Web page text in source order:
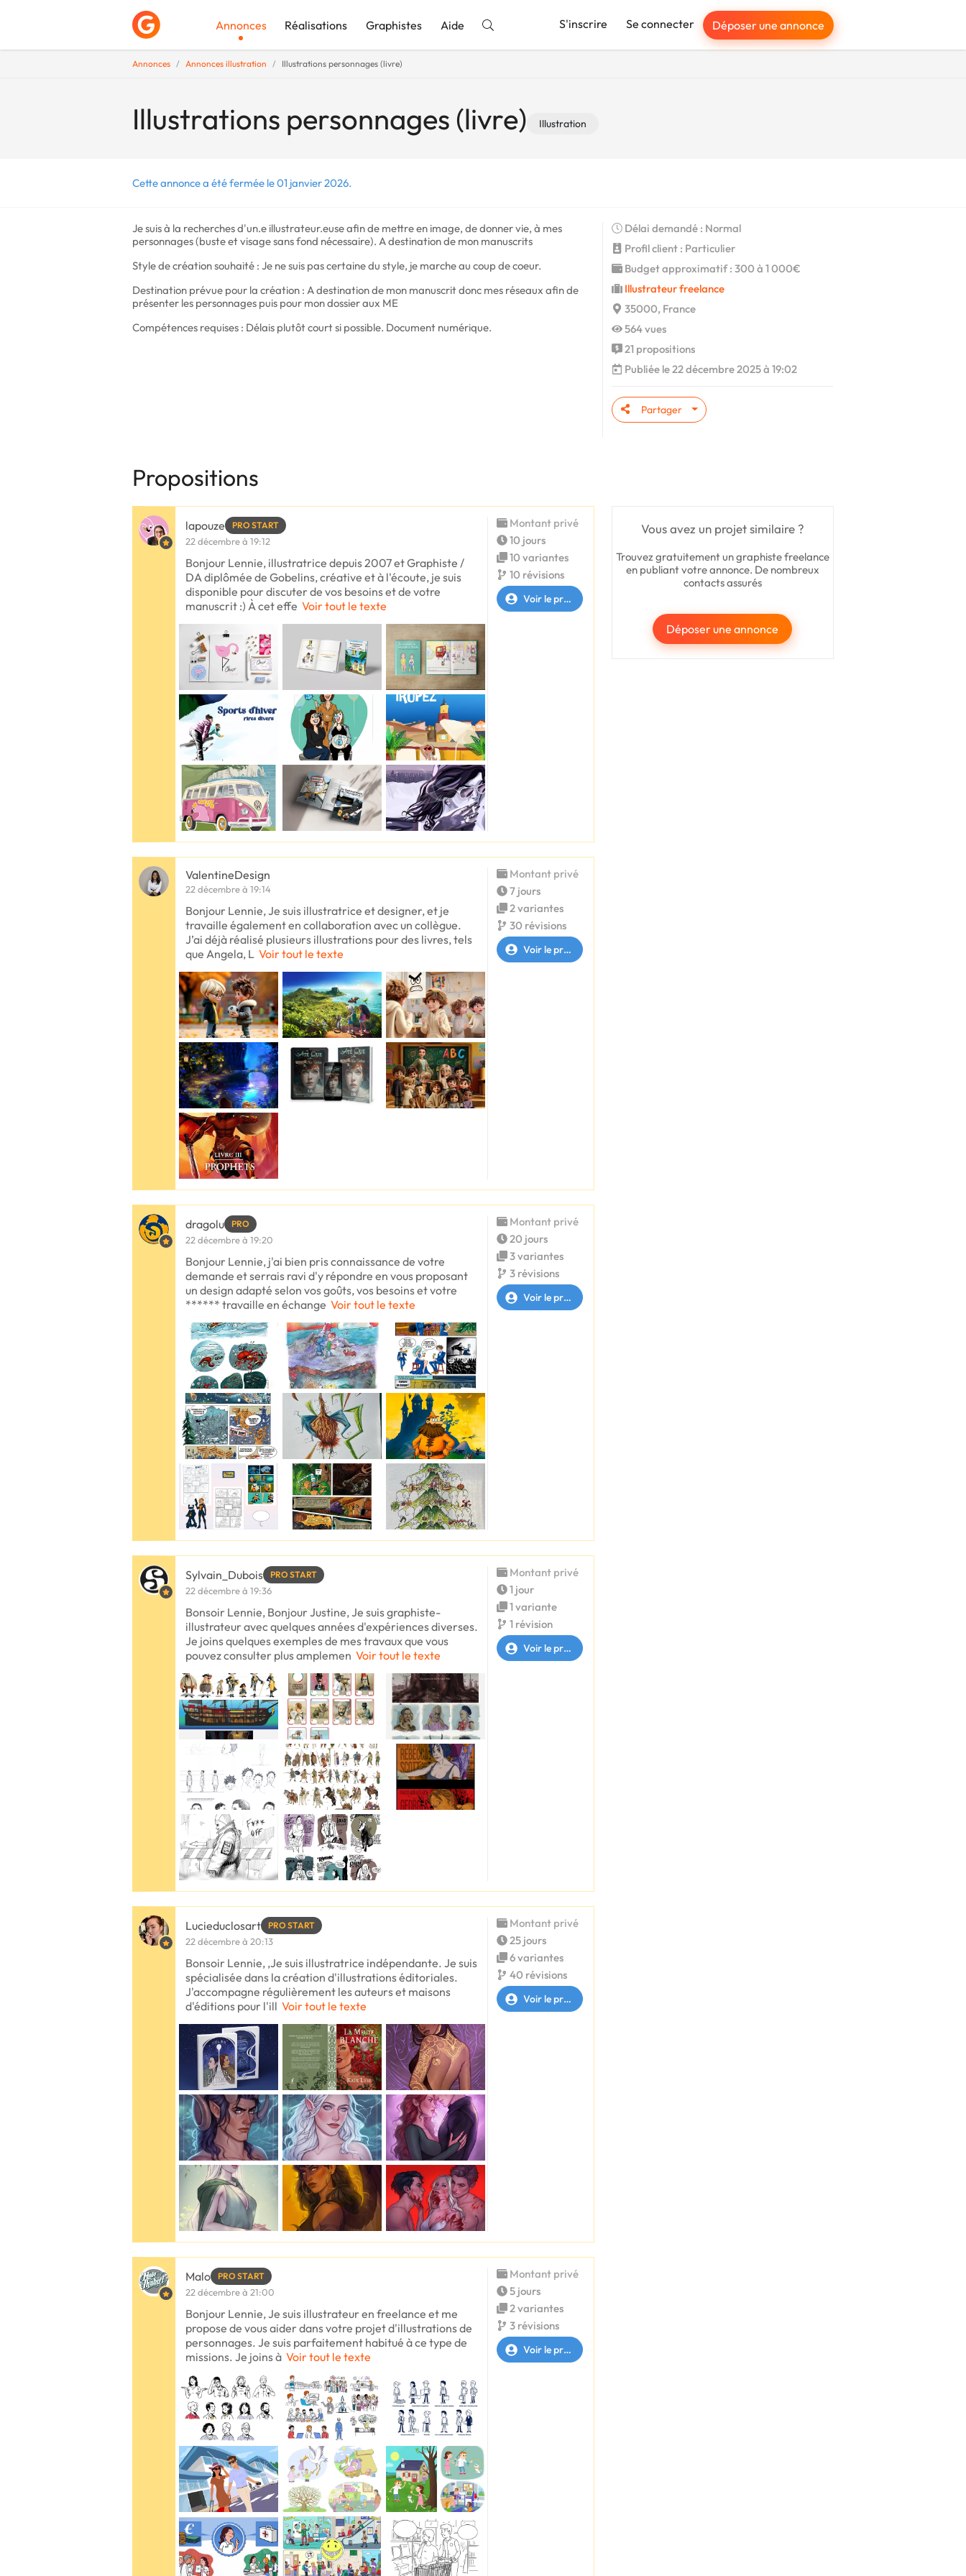
Annonces Réalisations Graphistes Aide S'inscrire Se connecter Déposer une annonce
Annonces Annonces illustration Illustrations personnages (livre)
Illustrations personnages (livre) Illustration
Cette annonce a été fermée le 01 janvier 2026.
Je suis à la recherches d'un.e illustrateur.euse afin de mettre en image, de donner vie, à mes
personnages (buste et visage sans fond nécessaire). A destination de mon manuscrits
Style de création souhaité : Je ne suis pas certaine du style, je marche au coup de coeur.
Destination prévue pour la création : A destination de mon manuscrit donc mes réseaux afin de
présenter les personnages puis pour mon dossier aux ME
Compétences requises : Délais plutôt court si possible. Document numérique.
Délai demandé : Normal
Profil client : Particulier
Budget approximatif : 300 à 1 000€
Illustrateur freelance
35000, France
564 vues
21 propositions
Publiée le 22 décembre 2025 à 19:02
Partager
Propositions
Vous avez un projet similaire ?
Trouvez gratuitement un graphiste freelance
en publiant votre annonce. De nombreux
contacts assurés
Déposer une annonce
lapouze PRO START
22 décembre à 19:12
Bonjour Lennie, illustratrice depuis 2007 et Graphiste /
DA diplômée de Gobelins, créative et à l'écoute, je suis
disponible pour discuter de vos besoins et de votre
manuscrit :) À cet effe Voir tout le texte
Montant privé
10 jours
10 variantes
10 révisions
Voir le profil
ValentineDesign
22 décembre à 19:14
Bonjour Lennie, Je suis illustratrice et designer, et je
travaille également en collaboration avec un collègue.
J’ai déjà réalisé plusieurs illustrations pour des livres, tels
que Angela, L Voir tout le texte
Montant privé
7 jours
2 variantes
30 révisions
Voir le profil
dragolu PRO
22 décembre à 19:20
Bonjour Lennie, j'ai bien pris connaissance de votre
demande et serrais ravi d'y répondre en vous proposant
un design adapté selon vos goûts, vos besoins et votre
****** travaille en échange Voir tout le texte
Montant privé
20 jours
3 variantes
3 révisions
Voir le profil
Sylvain_Dubois PRO START
22 décembre à 19:36
Bonsoir Lennie, Bonjour Justine, Je suis graphiste-
illustrateur avec quelques années d'expériences diverses.
Je joins quelques exemples de mes travaux que vous
pouvez consulter plus amplemen Voir tout le texte
Montant privé
1 jour
1 variante
1 révision
Voir le profil
Lucieduclosart PRO START
22 décembre à 20:13
Bonsoir Lennie, ,Je suis illustratrice indépendante. Je suis
spécialisée dans la création d'illustrations éditoriales.
J'accompagne régulièrement les auteurs et maisons
d'éditions pour l'ill Voir tout le texte
Montant privé
25 jours
6 variantes
40 révisions
Voir le profil
Malo PRO START
22 décembre à 21:00
Bonjour Lennie, Je suis illustrateur en freelance et me
propose de vous aider dans votre projet d'illustrations de
personnages. Je suis parfaitement habitué à ce type de
missions. Je joins à Voir tout le texte
Montant privé
5 jours
2 variantes
3 révisions
Voir le profil